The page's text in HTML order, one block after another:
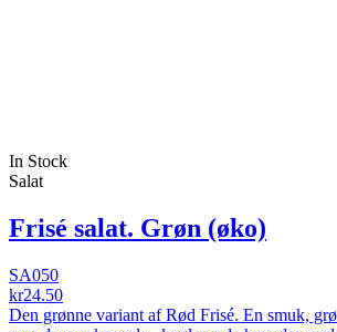
In Stock
Salat
Frisé salat. Grøn (øko)
SA050
kr24.50
Den grønne variant af Rød Frisé. En smuk,